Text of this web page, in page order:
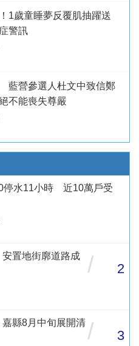
1歲童睡夢反覆肌抽躍送
警訊
藍營參選人杜文中致信鄭
不能喪失尊嚴
停水11小時 近10萬戶受
置地街廓道路成
/ 2
縣8月中旬展開清 / 3